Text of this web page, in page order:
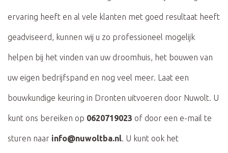
ervaring heeft en al vele klanten met goed resultaat heeft
geadviseerd, kunnen wij u zo professioneel mogelijk
helpen bij het vinden van uw droomhuis, het bouwen van
uw eigen bedrijfspand en nog veel meer. Laat een
bouwkundige keuring in Dronten uitvoeren door Nuwolt. U
kunt ons bereiken op 0620719023 of door een e-mail te
sturen naar info@nuwoltba.nl. U kunt ook het